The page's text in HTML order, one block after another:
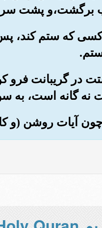
برگشت،و پشت سر
کسی که ستم کند،
در گریبانت
نه گانه است، به